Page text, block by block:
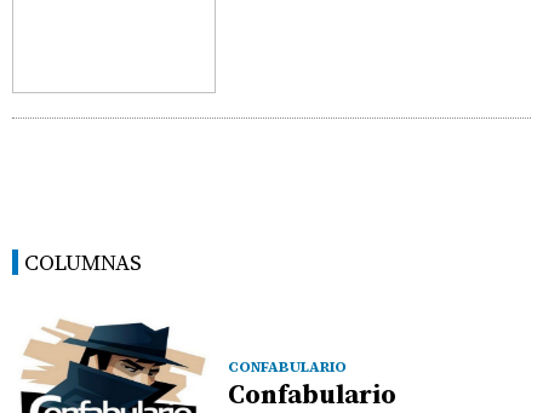
COLUMNAS
CONFABULARIO
Confabulario